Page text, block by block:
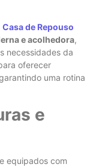
Casa de Repouso
e acolhedora,
necessidades da
oferecer
uma rotina
e
equipados com